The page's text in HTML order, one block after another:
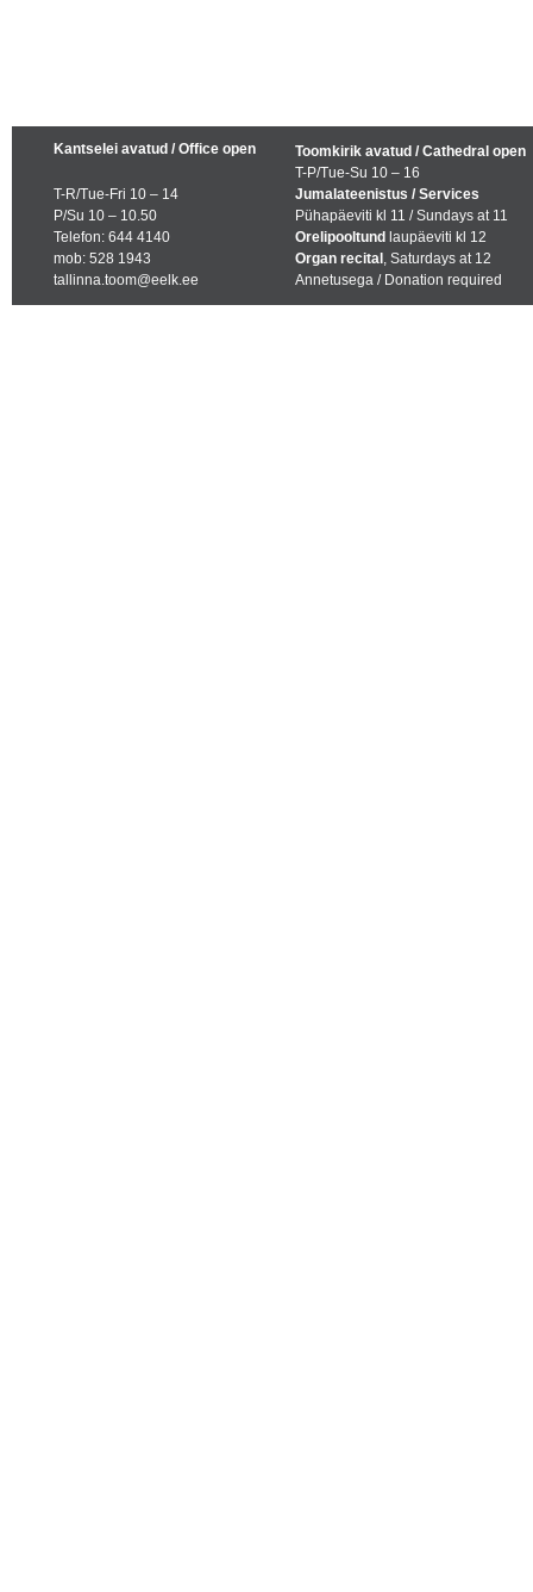
Kantselei avatud / Office open
T-R/Tue-Fri 10 – 14
P/Su 10 – 10.50
Telefon: 644 4140
mob: 528 1943
tallinna.toom@eelk.ee
Toomkirik avatud / Cathedral open
T-P/Tue-Su 10 – 16
Jumalateenistus / Services
Pühapäeviti kl 11 / Sundays at 11
Orelipooltund laupäeviti kl 12
Organ recital , Saturdays at 12
Annetusega / Donation required